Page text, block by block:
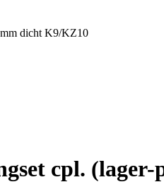
dicht K9/KZ10
cpl.